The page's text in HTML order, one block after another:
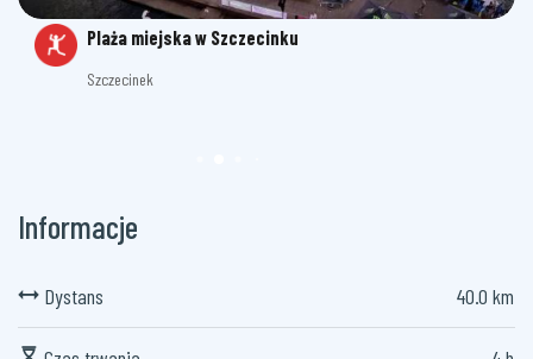
Plaża miejska w Szczecinku
Szczecinek
Informacje
Dystans 40.0 km